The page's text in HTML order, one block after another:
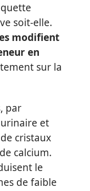
soit-elle.
modifient
en
sur la
par
et
cristaux
calcium.
le
de faible